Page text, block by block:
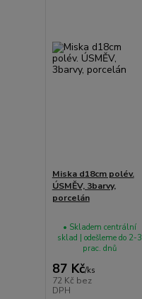
Miska d18cm polév.
ÚSMĚV, 3barvy,
porcelán
87 Kč/ks
72 Kč bez
DPH
• Skladem centrální
sklad | odešleme do 2-3
prac. dnů